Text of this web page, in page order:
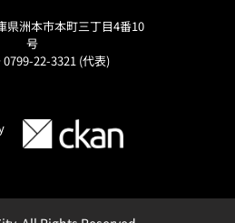
県洲本市本町三丁目4番10
号
0799-22-3321 (代表)